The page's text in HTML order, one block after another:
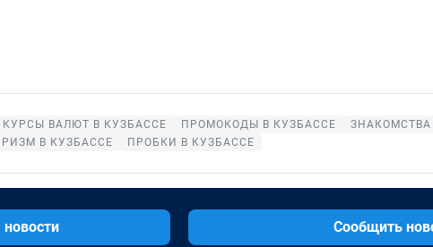
КУРСЫ ВАЛЮТ В КУЗБАССЕ ПРОМОКОДЫ В КУЗБАССЕ
ЗНАКОМСТВА
В КУЗБАССЕ ПРОБКИ В КУЗБАССЕ
новости Сообщить